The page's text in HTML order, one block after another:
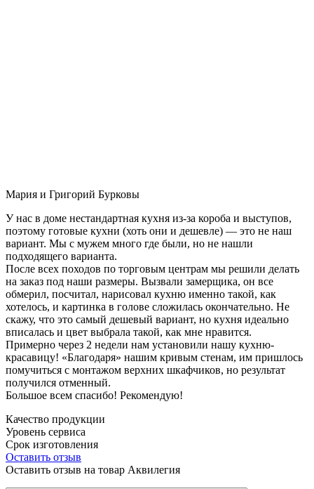
Мария и Григорий Бурковы
У нас в доме нестандартная кухня из-за короба и выступов,
поэтому готовые кухни (хоть они и дешевле) — это не наш
вариант. Мы с мужем много где были, но не нашли
подходящего варианта.
После всех походов по торговым центрам мы решили делать
на заказ под наши размеры. Вызвали замерщика, он все
обмерил, посчитал, нарисовал кухню именно такой, как
хотелось, и картинка в голове сложилась окончательно. Не
скажу, что это самый дешевый вариант, но кухня идеально
вписалась и цвет выбрала такой, как мне нравится.
Примерно через 2 недели нам установили нашу кухню-
красавицу! «Благодаря» нашим кривым стенам, им пришлось
помучиться с монтажом верхних шкафчиков, но результат
получился отменный.
Большое всем спасибо! Рекомендую!
Качество продукции
Уровень сервиса
Срок изготовления
Оставить отзыв
Оставить отзыв на товар Аквилегия